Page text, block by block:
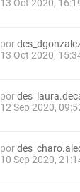
13 Oct 2020,
por
13 Oct 2020,
por
12 Sep 2020,
por
10 Sep 2020,